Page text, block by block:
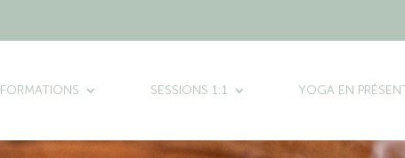
FORMATIONS SESSIONS 1:1 YOGA EN